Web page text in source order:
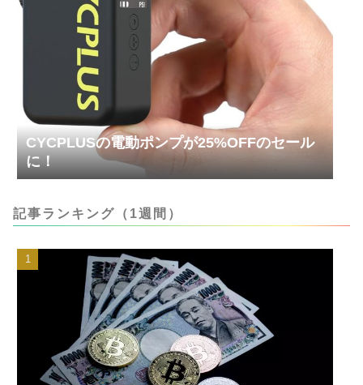
CYCPLUSの電動ポンプが25%OFFのセール
に！
記事ランキング（1週間）